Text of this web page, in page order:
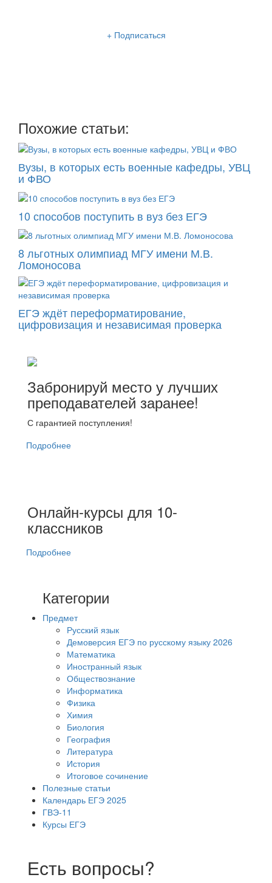
+ Подписаться
Похожие статьи:
Вузы, в которых есть военные кафедры, УВЦ
и ФВО
10 способов поступить в вуз без ЕГЭ
8 льготных олимпиад МГУ имени М.В.
Ломоносова
ЕГЭ ждёт переформатирование,
цифровизация и независимая проверка
Забронируй место у лучших
преподавателей заранее!
С гарантией поступления!
Подробнее
Онлайн-курсы для 10-
классников
Подробнее
Категории
Предмет
Русский язык
Демоверсия ЕГЭ по русскому языку 2026
Математика
Иностранный язык
Обществознание
Информатика
Физика
Химия
Биология
География
Литература
История
Итоговое сочинение
Полезные статьи
Календарь ЕГЭ 2025
ГВЭ-11
Курсы ЕГЭ
Есть вопросы?